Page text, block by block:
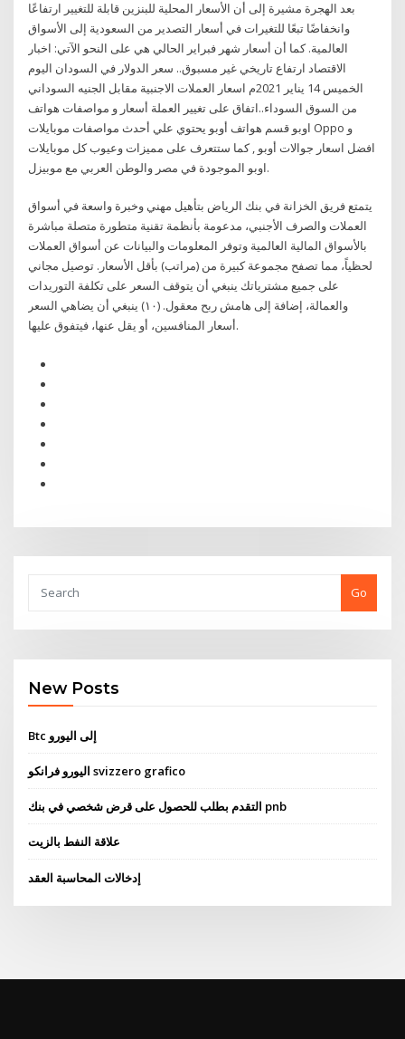
بعد الهجرة مشيرة إلى أن الأسعار المحلية للبنزين قابلة للتغيير ارتفاعًا
وانخفاضًا تبعًا للتغيرات في أسعار التصدير من السعودية إلى الأسواق
العالمية. كما أن أسعار شهر فبراير الحالي هي على النحو الآتي: اخبار
الاقتصاد ارتفاع تاريخي غير مسبوق.. سعر الدولار في السودان اليوم
الخميس 14 يناير 2021م اسعار العملات الاجنبية مقابل الجنيه السوداني
من السوق السوداء..اتفاق على تغيير العملة أسعار و مواصفات هواتف
اوبو قسم هواتف أوبو يحتوي علي أحدث مواصفات موبايلات Oppo و
افضل اسعار جوالات أوبو , كما ستتعرف على مميزات وعيوب كل موبايلات
اوبو الموجودة في مصر والوطن العربي مع موبيزل.
يتمتع فريق الخزانة في بنك الرياض بتأهيل مهني وخبرة واسعة في أسواق
العملات والصرف الأجنبي، مدعومة بأنظمة تقنية متطورة متصلة مباشرة
بالأسواق المالية العالمية وتوفر المعلومات والبيانات عن أسواق العملات
لحظياً، مما تصفح مجموعة كبيرة من (مراتب) بأقل الأسعار. توصيل مجاني
على جميع مشترياتك ينبغي أن يتوقف السعر على تكلفة التوريدات
والعمالة، إضافة إلى هامش ربح معقول. (١٠) ينبغي أن يضاهي السعر
أسعار المنافسين، أو يقل عنها، فيتفوق عليها.
Go
New Posts
Btc إلى اليورو
اليورو فرانكو svizzero grafico
التقدم بطلب للحصول على قرض شخصي في بنك pnb
علاقة النفط بالزيت
إدخالات المحاسبة العقد